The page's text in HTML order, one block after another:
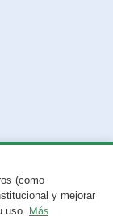
(como
y mejorar
uso. Más
aquí.